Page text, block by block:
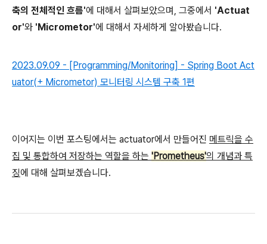
축의 전체적인 흐름'에 대해서 살펴보았으며, 그중에서 'Actuat
or'와 'Micrometor'에 대해서 자세하게 알아봤습니다.
2023.09.09 - [Programming/Monitoring] - Spring Boot Act
uator(+ Micrometor) 모니터링 시스템 구축 1편
이어지는 이번 포스팅에서는 actuator에서 만들어진 메트릭을 수
집 및 통합하여 저장하는 역할을 하는 'Prometheus'의 개념과 특
징에 대해 살펴보겠습니다.